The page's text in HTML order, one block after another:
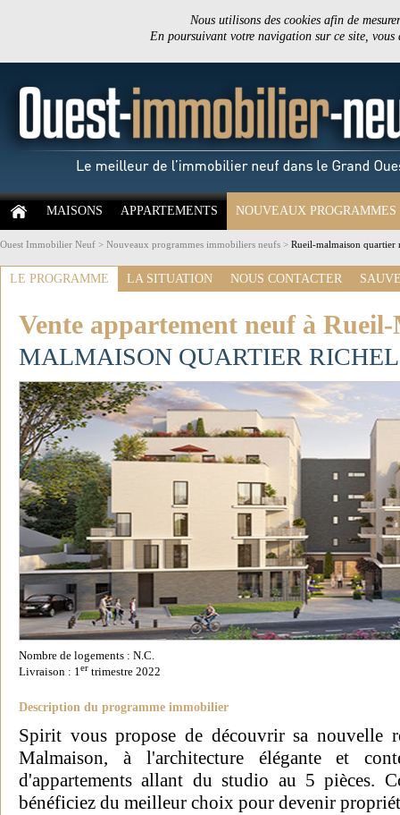
Nous utilisons des cookies afin de
En poursuivant votre navigation sur ce site,
MAISONS APPARTEMENTS NOUVEAUX PROGRAMMES
Ouest Immobilier Neuf > Nouveaux programmes immobiliers neufs > Rueil-malmaison quartier
LE PROGRAMME LA SITUATION NOUS CONTACTER
Vente appartement neuf à
MALMAISON QUARTIER
Nombre de logements : N.C.
Livraison : 1er trimestre 2022
Description du programme immobilier
Spirit vous propose de découvrir sa nouvelle
Malmaison, à l'architecture élégante et
d'appartements allant du studio au 5 pièces.
bénéficiez du meilleur choix pour devenir